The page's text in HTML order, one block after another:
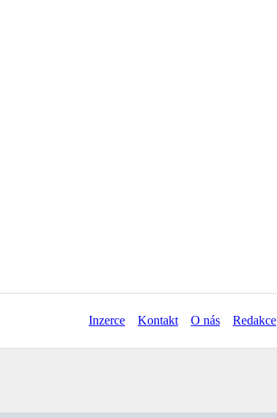
Inzerce Kontakt O nás Redakce